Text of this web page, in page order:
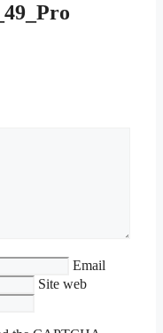
Email
Site web